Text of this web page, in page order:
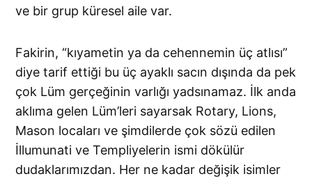
ve bir grup küresel aile var.
Fakirin, “kıyametin ya da cehennemin üç atlısı”
diye tarif ettiği bu üç ayaklı sacın dışında da pek
çok Lüm gerçeğinin varlığı yadsınamaz. İlk anda
aklıma gelen Lüm’leri sayarsak Rotary, Lions,
Mason locaları ve şimdilerde çok sözü edilen
İllumunati ve Templiyelerin ismi dökülür
dudaklarımızdan. Her ne kadar değişik isimler